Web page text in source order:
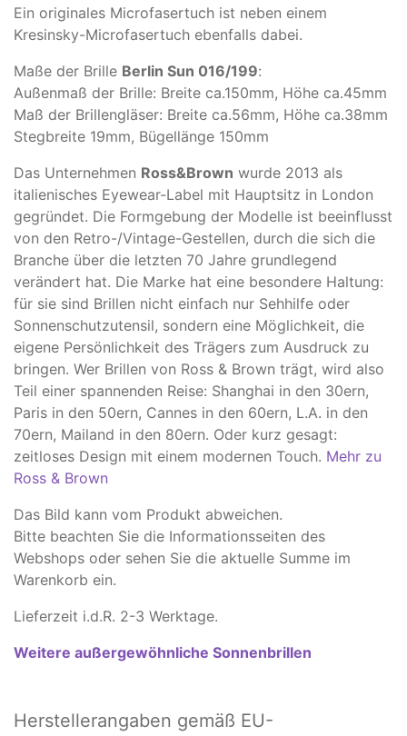
Ein originales Microfasertuch ist neben einem
Kresinsky-Microfasertuch ebenfalls dabei.
Maße der Brille Berlin Sun 016/199:
Außenmaß der Brille: Breite ca.150mm, Höhe ca.45mm
Maß der Brillengläser: Breite ca.56mm, Höhe ca.38mm
Stegbreite 19mm, Bügellänge 150mm
Das Unternehmen Ross&Brown wurde 2013 als
italienisches Eyewear-Label mit Hauptsitz in London
gegründet. Die Formgebung der Modelle ist beeinflusst
von den Retro-/Vintage-Gestellen, durch die sich die
Branche über die letzten 70 Jahre grundlegend
verändert hat. Die Marke hat eine besondere Haltung:
für sie sind Brillen nicht einfach nur Sehhilfe oder
Sonnenschutzutensil, sondern eine Möglichkeit, die
eigene Persönlichkeit des Trägers zum Ausdruck zu
bringen. Wer Brillen von Ross & Brown trägt, wird also
Teil einer spannenden Reise: Shanghai in den 30ern,
Paris in den 50ern, Cannes in den 60ern, L.A. in den
70ern, Mailand in den 80ern. Oder kurz gesagt:
zeitloses Design mit einem modernen Touch. Mehr zu
Ross & Brown
Das Bild kann vom Produkt abweichen.
​Bitte beachten Sie die Informationsseiten des
Webshops oder sehen Sie die aktuelle Summe im
Warenkorb ein.
Lieferzeit i.d.R. 2-3 Werktage.
Weitere außergewöhnliche Sonnenbrillen
Herstellerangaben gemäß EU-